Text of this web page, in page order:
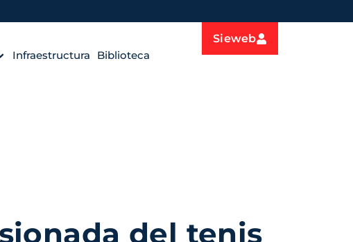
Infraestructura Biblioteca
Sieweb
del tenis